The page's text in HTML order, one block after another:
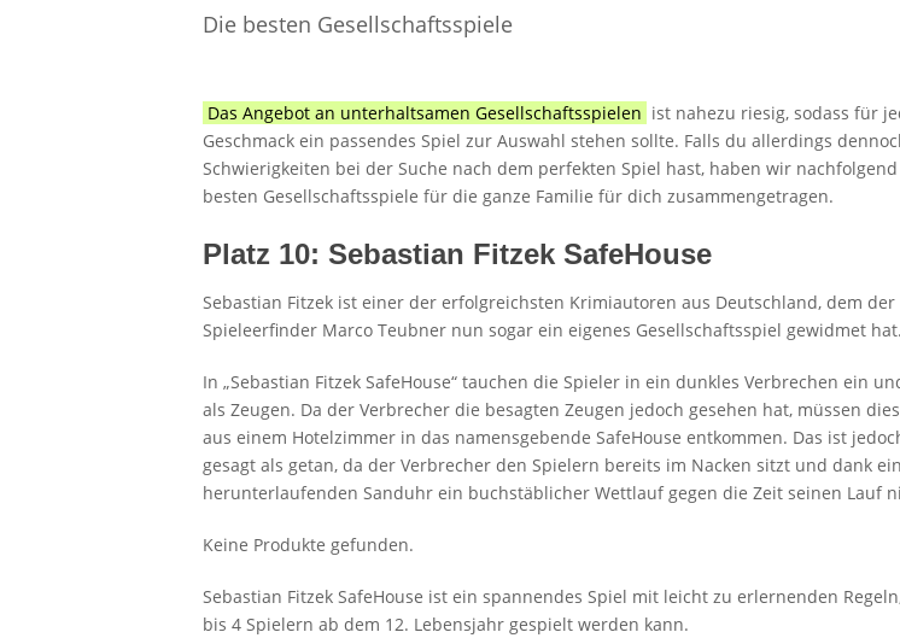
Die besten Gesellschaftsspiele
Das Angebot an unterhaltsamen Gesellschaftsspielen ist nahezu riesig, sodass für
Geschmack ein passendes Spiel zur Auswahl stehen sollte. Falls du allerdings
Schwierigkeiten bei der Suche nach dem perfekten Spiel hast, haben wir
besten Gesellschaftsspiele für die ganze Familie für dich zusammengetragen.
Platz 10: Sebastian Fitzek SafeHouse
Sebastian Fitzek ist einer der erfolgreichsten Krimiautoren aus Deutschland, dem
Spieleerfinder Marco Teubner nun sogar ein eigenes Gesellschaftsspiel gewidmet hat.
In „Sebastian Fitzek SafeHouse“ tauchen die Spieler in ein dunkles Verbrechen ein
als Zeugen. Da der Verbrecher die besagten Zeugen jedoch gesehen hat, müssen
aus einem Hotelzimmer in das namensgebende SafeHouse entkommen. Das ist
gesagt als getan, da der Verbrecher den Spielern bereits im Nacken sitzt und dank
herunterlaufenden Sanduhr ein buchstäblicher Wettlauf gegen die Zeit seinen Lauf
Keine Produkte gefunden.
Sebastian Fitzek SafeHouse ist ein spannendes Spiel mit leicht zu erlernenden
bis 4 Spielern ab dem 12. Lebensjahr gespielt werden kann.